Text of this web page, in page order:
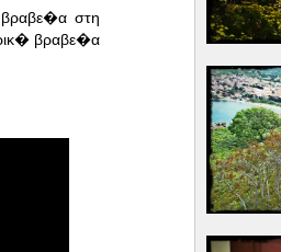
στη
βραβε�α